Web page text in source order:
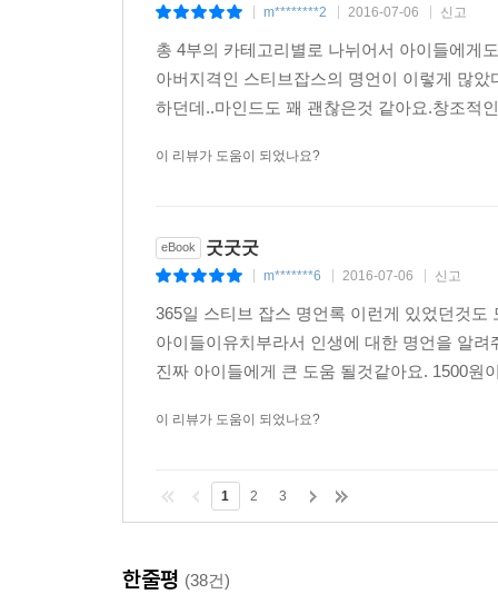
m********2 2016-07-06 신고
총 4부의 카테고리별로 나뉘어서 아이들에게
아버지격인 스티브잡스의 명언이 이렇게 많
하던데..마인드도 꽤 괜찮은것 같아요.창조적
이 리뷰가 도움이 되었나요?
eBook 굿굿굿
m*******6 2016-07-06 신고
365일 스티브 잡스 명언록 이런게 있었던것
아이들이유치부라서 인생에 대한 명언을 알
진짜 아이들에게 큰 도움 될것같아요. 1500
이 리뷰가 도움이 되었나요?
1 2 3
한줄평 (38건)